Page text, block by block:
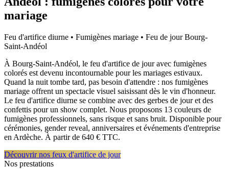
mariage
Feu d'artifice diurne • Fumigènes mariage • Feu de jourBourg-
Saint-Andéol
À Bourg-Saint-Andéol, le feu d'artifice de jour avec fumigènes
colorés est devenu incontournable pour les mariages estivaux.
Quand la nuit tombe tard, pas besoin d'attendre : nos fumigènes
mariage offrent un spectacle visuel saisissant dès le vin d'honneur.
Le feu d'artifice diurne se combine avec des gerbes de jour et des
confettis pour un show complet. Nous proposons 13 couleurs de
fumigènes professionnels, sans risque et sans bruit. Disponible pour
cérémonies, gender reveal, anniversaires et événements d'entreprise
en Ardèche. À partir de 640 € TTC.
Découvrir nos feux d'artifice de jour
Nos prestations